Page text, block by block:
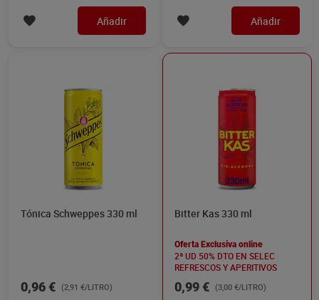
Añadir Añadir
Tónica Schweppes 330 ml
0,96 € (2,91 €/LITRO)
Bitter Kas 330 ml
Oferta Exclusiva online
2ª UD 50% DTO EN SELEC
REFRESCOS Y APERITIVOS
0,99 € (3,00 €/LITRO)